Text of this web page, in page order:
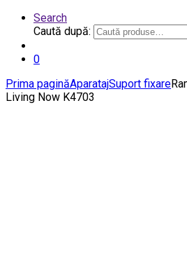
Search
Caută după:
0
Prima paginăAparatajSuport fixare
Living Now K4703